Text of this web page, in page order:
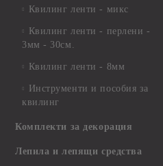
Квилинг ленти - микс
Квилинг ленти - перлени -
3мм - 30см.
Квилинг ленти - 8мм
Инструменти и пособия за
квилинг
Комплекти за декорация
Лепила и лепящи средства